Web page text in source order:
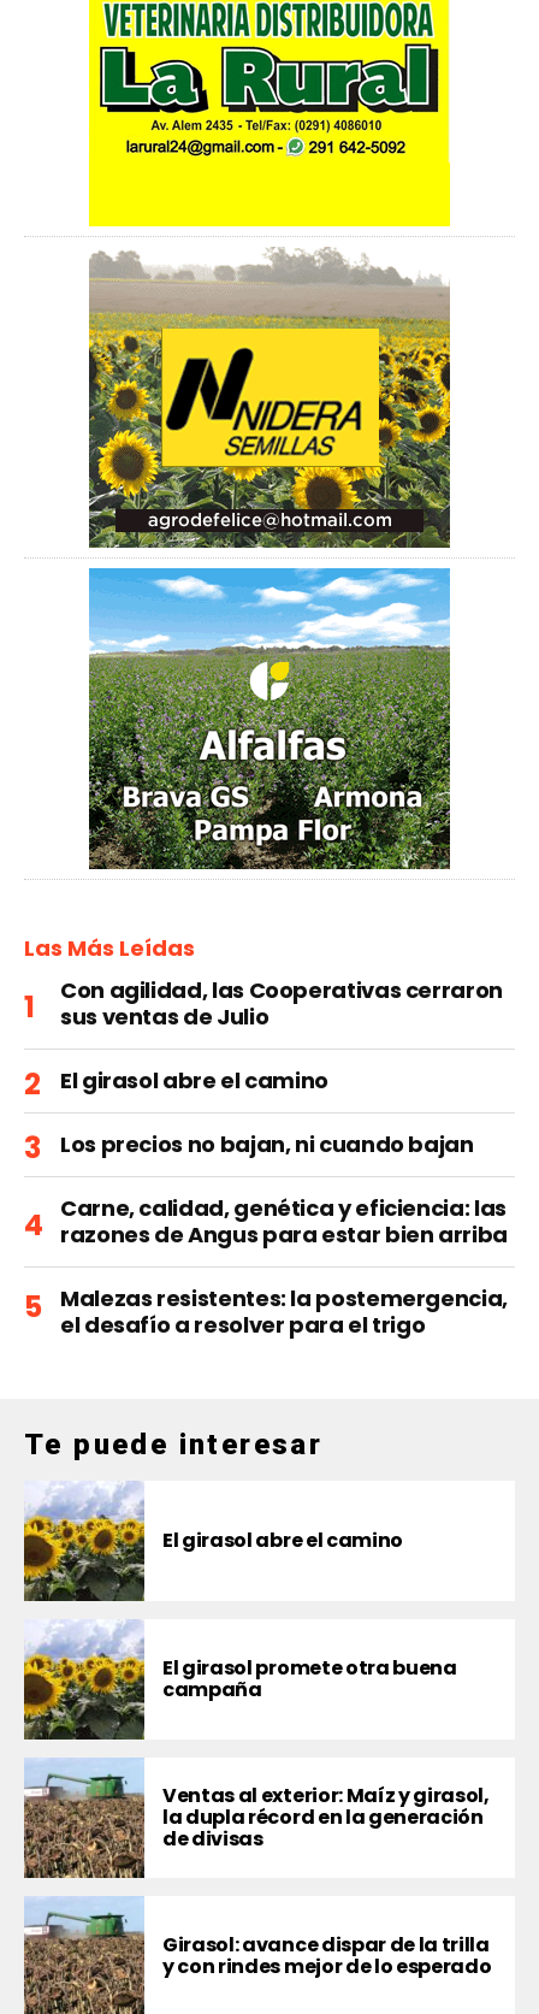
Las Más Leídas
Con agilidad, las Cooperativas cerraron
sus ventas de Julio
El girasol abre el camino
Los precios no bajan, ni cuando bajan
Carne, calidad, genética y eficiencia: las
razones de Angus para estar bien arriba
Malezas resistentes: la postemergencia,
el desafío a resolver para el trigo
Te puede interesar
El girasol abre el camino
El girasol promete otra buena
campaña
Ventas al exterior: Maíz y girasol,
la dupla récord en la generación
de divisas
Girasol: avance dispar de la trilla
y con rindes mejor de lo esperado